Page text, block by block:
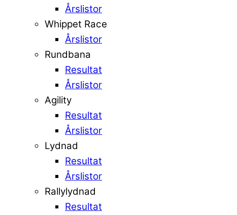
Årslistor
Whippet Race
Årslistor
Rundbana
Resultat
Årslistor
Agility
Resultat
Årslistor
Lydnad
Resultat
Årslistor
Rallylydnad
Resultat